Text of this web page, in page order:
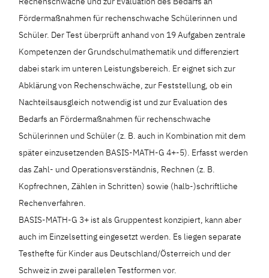
Fördermaßnahmen für rechenschwache Schülerinnen und
Schüler. Der Test überprüft anhand von 19 Aufgaben zentrale
Kompetenzen der Grundschulmathematik und differenziert
dabei stark im unteren Leistungsbereich. Er eignet sich zur
Abklärung von Rechenschwäche, zur Feststellung, ob ein
Nachteilsausgleich notwendig ist und zur Evaluation des
Bedarfs an Fördermaßnahmen für rechenschwache
Schülerinnen und Schüler (z. B. auch in Kombination mit dem
später einzusetzenden BASIS-MATH-G 4+-5). Erfasst werden
das Zahl- und Operationsverständnis, Rechnen (z. B.
Kopfrechnen, Zählen in Schritten) sowie (halb-)schriftliche
Rechenverfahren.
BASIS-MATH-G 3+ ist als Gruppentest konzipiert, kann aber
auch im Einzelsetting eingesetzt werden. Es liegen separate
Testhefte für Kinder aus Deutschland/Österreich und der
Schweiz in zwei parallelen Testformen vor.